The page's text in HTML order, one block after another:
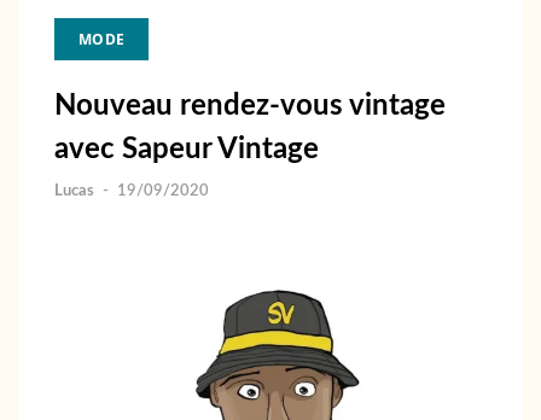
MODE
Nouveau rendez-vous vintage
avec Sapeur Vintage
Lucas - 19/09/2020